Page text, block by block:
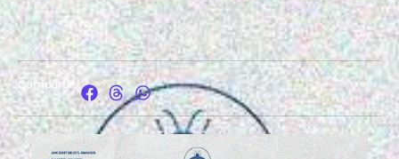
Compartir: